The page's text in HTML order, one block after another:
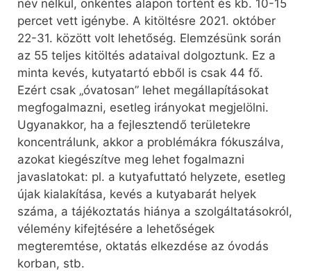
név nélkül, önkéntes alapon történt és kb. 10-15
percet vett igénybe. A kitöltésre 2021. október
22-31. között volt lehetőség. Elemzésünk során
az 55 teljes kitöltés adataival dolgoztunk. Ez a
minta kevés, kutyatartó ebből is csak 44 fő.
Ezért csak „óvatosan” lehet megállapításokat
megfogalmazni, esetleg irányokat megjelölni.
Ugyanakkor, ha a fejlesztendő területekre
koncentrálunk, akkor a problémákra fókuszálva,
azokat kiegészítve meg lehet fogalmazni
javaslatokat: pl. a kutyafuttató helyzete, esetleg
újak kialakítása, kevés a kutyabarát helyek
száma, a tájékoztatás hiánya a szolgáltatásokról,
vélemény kifejtésére a lehetőségek
megteremtése, oktatás elkezdése az óvodás
korban, stb.